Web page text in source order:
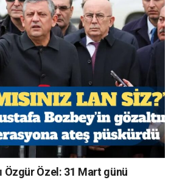
Özgür Özel: 31 Mart günü